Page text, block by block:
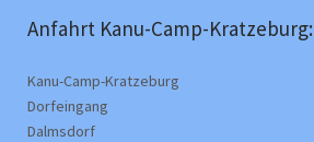
Anfahrt Kanu-Camp-Kratzeburg:
Kanu-Camp-Kratzeburg
Dorfeingang
Dalmsdorf